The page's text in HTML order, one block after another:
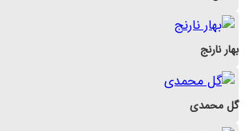
بهار نارنج
گل محمدی